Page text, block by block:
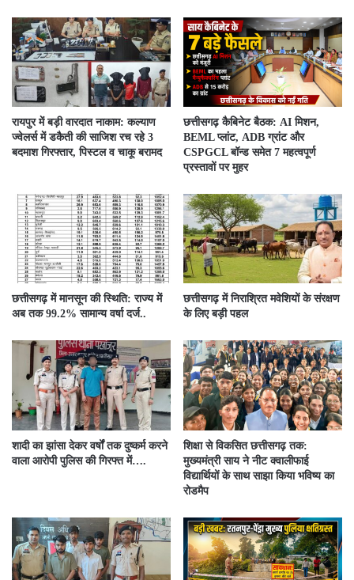
रायपुर में बड़ी वारदात नाकाम: कल्याण
ज्वेलर्स में डकैती की साजिश रच रहे 3
बदमाश गिरफ्तार, पिस्टल व चाकू बरामद
छत्तीसगढ़ कैबिनेट बैठक: AI मिशन,
BEML प्लांट, ADB ग्रांट और
CSPGCL बॉन्ड समेत 7 महत्वपूर्ण
प्रस्तावों पर मुहर
छत्तीसगढ़ में मानसून की स्थिति: राज्य में
अब तक 99.2% सामान्य वर्षा दर्ज..
छत्तीसगढ़ में निराश्रित मवेशियों के संरक्षण
के लिए बड़ी पहल
शादी का झांसा देकर वर्षों तक दुष्कर्म करने
वाला आरोपी पुलिस की गिरफ्त में….
शिक्षा से विकसित छत्तीसगढ़ तक:
मुख्यमंत्री साय ने नीट क्वालीफाई
विद्यार्थियों के साथ साझा किया भविष्य का
रोडमैप